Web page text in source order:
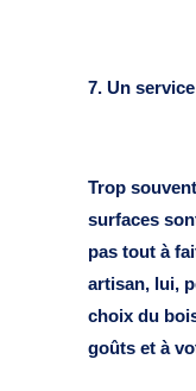
7. Un
Trop
surfaces
pas tout à
artisan, lui,
choix du
goûts et à